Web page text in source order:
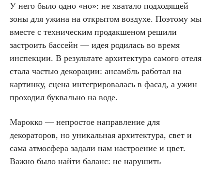
У него было одно «но»: не хватало подходящей
зоны для ужина на открытом воздухе. Поэтому мы
вместе с техническим продакшеном решили
застроить бассейн — идея родилась во время
инспекции. В результате архитектура самого отеля
стала частью декорации: ансамбль работал на
картинку, сцена интегрировалась в фасад, а ужин
проходил буквально на воде.
Марокко — непростое направление для
декораторов, но уникальная архитектура, свет и
сама атмосфера задали нам настроение и цвет.
Важно было найти баланс: не нарушить